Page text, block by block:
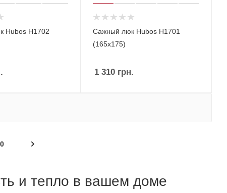
Hubos Н1702
Сажный люк Hubos Н1701
(165х175)
1 310 грн.
и тепло в вашем доме